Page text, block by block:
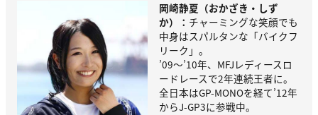
岡崎静夏（おかざき・しず
か）： チャーミングな笑顔でも
中身はスパルタンな「バイクフ
リーク」。
’09〜’10年、MFJレディースロ
ードレースで2年連続王者に。
全日本はGP-MONOを経て’12年
からJ-GP3に参戦中。